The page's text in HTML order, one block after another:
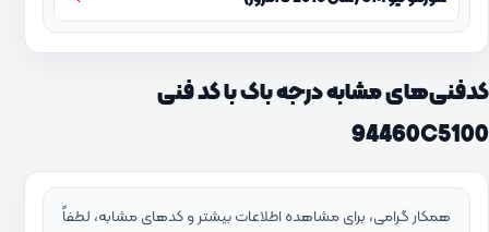
کدفنی‌های مشابه درجه باک با کد فنی
94460C5100
همکار گرامی، برای مشاهده اطلاعات بیشتر و کدهای مشابه، لطفاً